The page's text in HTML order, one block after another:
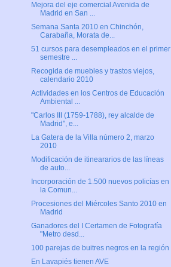
Mejora del eje comercial Avenida de
Madrid en San ...
Semana Santa 2010 en Chinchón,
Carabaña, Morata de...
51 cursos para desempleados en el primer
semestre ...
Recogida de muebles y trastos viejos,
calendario 2010
Actividades en los Centros de Educación
Ambiental ...
"Carlos III (1759-1788), rey alcalde de
Madrid", e...
La Gatera de la Villa número 2, marzo
2010
Modificación de itineararios de las líneas
de auto...
Incorporación de 1.500 nuevos policías en
la Comun...
Procesiones del Miércoles Santo 2010 en
Madrid
Ganadores del I Certamen de Fotografía
"Metro desd...
100 parejas de buitres negros en la región
En Lavapiés tienen AVE